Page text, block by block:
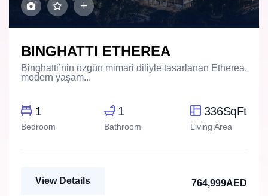
BINGHATTI ETHEREA
Binghatti’nin özgün mimari diliyle tasarlanan Etherea,
modern yaşam...
1
Bedroom
1
Bathroom
336SqFt
Living Area
View Details 764,999AED